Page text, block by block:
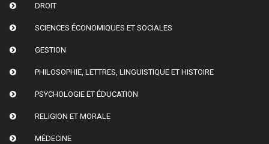
DROIT
SCIENCES ÉCONOMIQUES ET SOCIALES
GESTION
PHILOSOPHIE, LETTRES, LINGUISTIQUE ET HISTOIRE
PSYCHOLOGIE ET ÉDUCATION
RELIGION ET MORALE
MÉDECINE